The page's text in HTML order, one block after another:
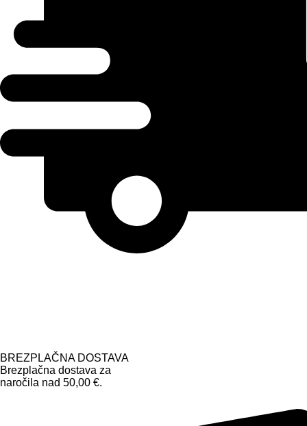
BREZPLAČNA DOSTAVA
Brezplačna dostava za
naročila nad 50,00 €.